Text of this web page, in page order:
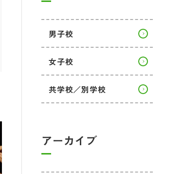
男子校
女子校
共学校／別学校
アーカイブ